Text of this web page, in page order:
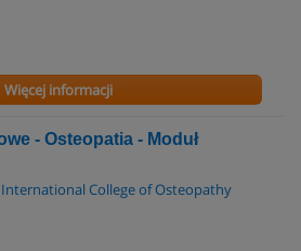
Więcej informacji
- Osteopatia - Moduł
International College of Osteopathy